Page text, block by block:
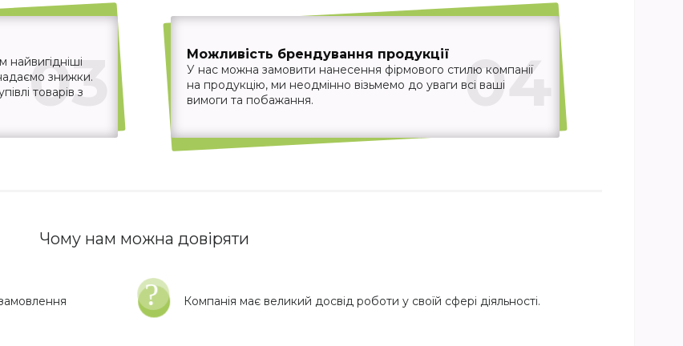
03
знижки.
товарів з
04
Можливість брендування продукції
У нас можна замовити нанесення фірмового стилю компанії
на продукцію, ми неодмінно візьмемо до уваги всі ваші
вимоги та побажання.
Чому нам можна довіряти
Компанія має великий досвід роботи у своїй сфері діяльності.